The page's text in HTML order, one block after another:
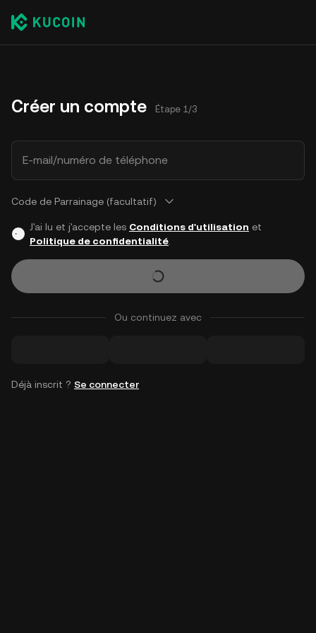
Créer un compte Étape 1/3
E-mail/numéro de téléphone
Code de Parrainage (facultatif)
J'ai lu et j'accepte les Conditions d'utilisation et
Politique de confidentialité.
Ou continuez avec
Déjà inscrit ? Se connecter